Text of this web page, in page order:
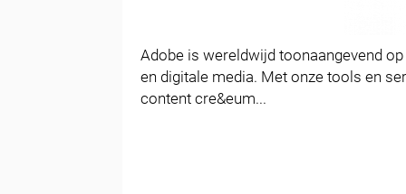
Adobe is wereldwijd toonaangevend
en digitale media. Met onze tools en
content cre&eum...